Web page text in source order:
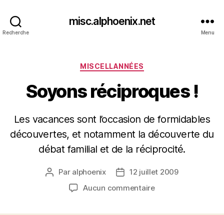
Recherche
misc.alphoenix.net
Menu
Catégories
MISCELLANNÉES
Soyons réciproques !
Les vacances sont l’occasion de formidables
découvertes, et notamment la découverte du
débat familial et de la réciprocité.
Auteur
l’article
Par alphoenix
Date12 juillet 2009
Aucun commentairesur